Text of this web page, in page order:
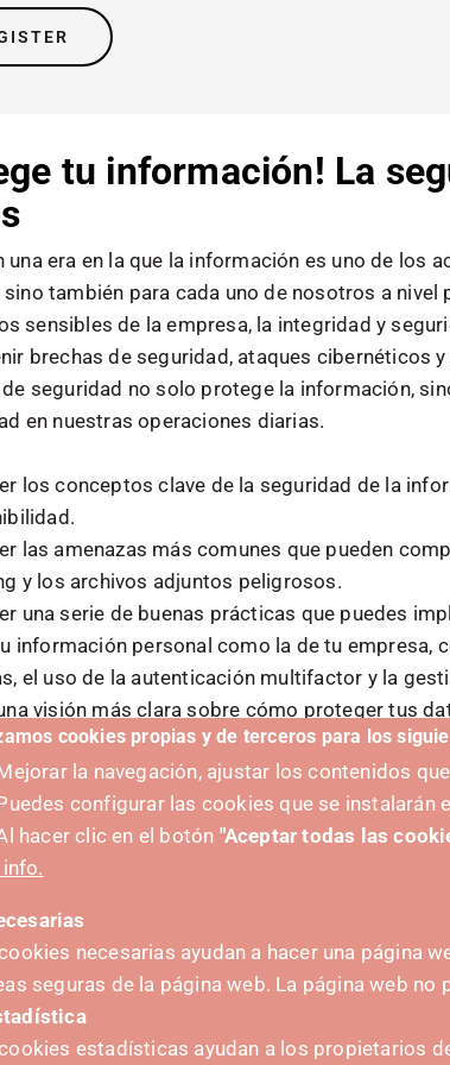
tu información! La
una era en la que la información es uno de los
también para cada uno de nosotros a
sensibles de la empresa, la integridad y
brechas de seguridad, ataques cibernéticos
seguridad no solo protege la información,
en nuestras operaciones diarias.
los conceptos clave de la seguridad de la
las amenazas más comunes que pueden
y los archivos adjuntos peligrosos.
una serie de buenas prácticas que puedes
información personal como la de tu empresa,
el uso de la autenticación multifactor y la
visión más clara sobre cómo proteger tus
y herramientas que fortalezcan tu seguridad.
cookies propias y de terceros para los
la navegación, ajustar los contenidos
configurar las cookies que se instalarán
hacer clic en el botón "Aceptar todas las
necesarias ayudan a hacer una página
seguras de la página web. La página web
estadísticas ayudan a los propietarios